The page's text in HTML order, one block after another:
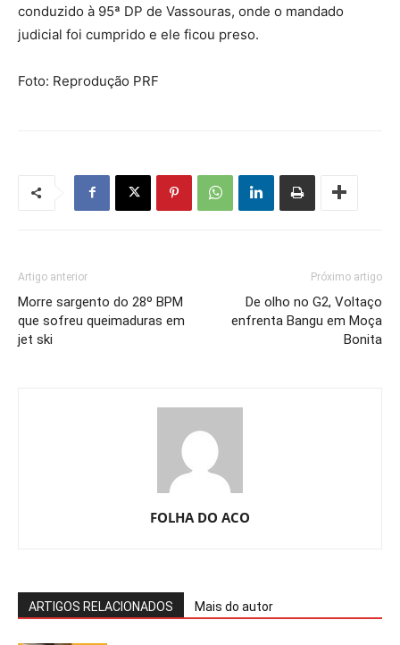
conduzido à 95ª DP de Vassouras, onde o mandado
judicial foi cumprido e ele ficou preso.
Foto: Reprodução PRF
Artigo anterior
Morre sargento do 28º BPM
que sofreu queimaduras em
jet ski
Próximo artigo
De olho no G2, Voltaço
enfrenta Bangu em Moça
Bonita
FOLHA DO ACO
ARTIGOS RELACIONADOS Mais do autor